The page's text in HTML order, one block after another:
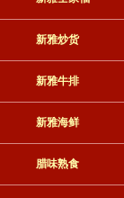
新雅炒货
新雅牛排
新雅海鲜
腊味熟食